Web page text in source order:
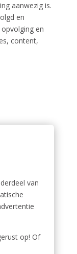
aanwezig is.
en
en
content,
van
op! Of